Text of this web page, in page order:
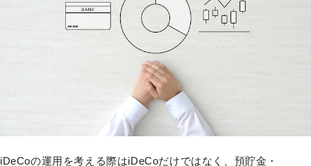
iDeCoの運用を考える際はiDeCoだけではなく、預貯金・